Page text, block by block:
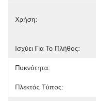
Χρήση:
Ισχύει Για Το Πλήθος:
Πυκνότητα:
Πλεκτός Τύπος: